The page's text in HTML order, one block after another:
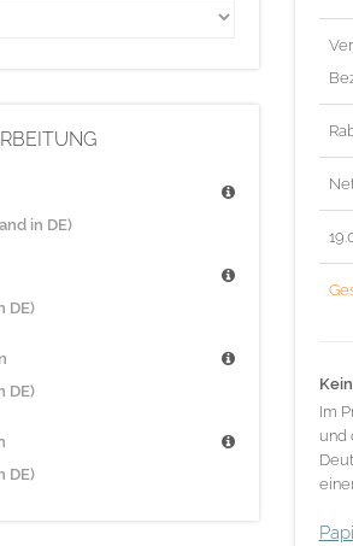
in DE)
DE)
DE)
DE)
Im
und